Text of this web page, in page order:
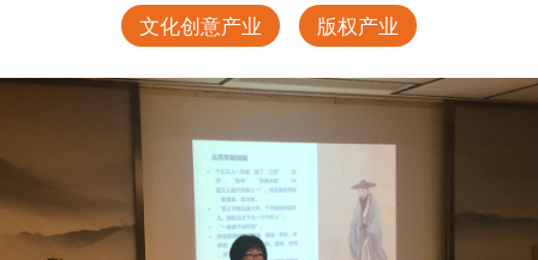
文化创意产业 版权产业